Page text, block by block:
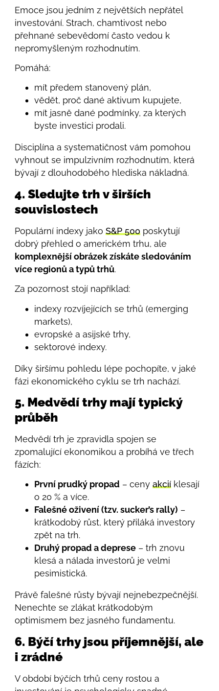
Emoce jsou jedním z největších nepřátel
investování. Strach, chamtivost nebo
přehnané sebevědomí často vedou k
nepromyšleným rozhodnutím.
Pomáhá:
mít předem stanovený plán,
vědět, proč dané aktivum kupujete,
mít jasně dané podmínky, za kterých
byste investici prodali.
Disciplína a systematičnost vám pomohou
vyhnout se impulzivním rozhodnutím, která
bývají z dlouhodobého hlediska nákladná.
4. Sledujte trh v širších
souvislostech
Populární indexy jako S&P 500 poskytují
dobrý přehled o americkém trhu, ale
komplexnější obrázek získáte sledováním
více regionů a typů trhů.
Za pozornost stojí například:
indexy rozvíjejících se trhů (emerging
markets),
evropské a asijské trhy,
sektorové indexy.
Díky širšímu pohledu lépe pochopíte, v jaké
fázi ekonomického cyklu se trh nachází.
5. Medvědí trhy mají typický
průběh
Medvědí trh je zpravidla spojen se
zpomalující ekonomikou a probíhá ve třech
fázích:
První prudký propad – ceny akcií klesají
o 20 % a více.
Falešné oživení (tzv. sucker’s rally) –
krátkodobý růst, který přiláká investory
zpět na trh.
Druhý propad a deprese – trh znovu
klesá a nálada investorů je velmi
pesimistická.
Právě falešné růsty bývají nejnebezpečnější.
Nenechte se zlákat krátkodobým
optimismem bez jasného fundamentu.
6. Býčí trhy jsou příjemnější, ale
i zrádné
V období býčích trhů ceny rostou a